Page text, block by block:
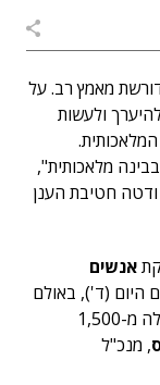
מאמץ רב. על
ולעשות
מלאכותית",
ודטה חטיבת הענן
אנשים
היום (ד'), באולם
אירועים LAGO בראשון ציון, בהשתתפות למעלה מ-1,500
, מנכ"ל